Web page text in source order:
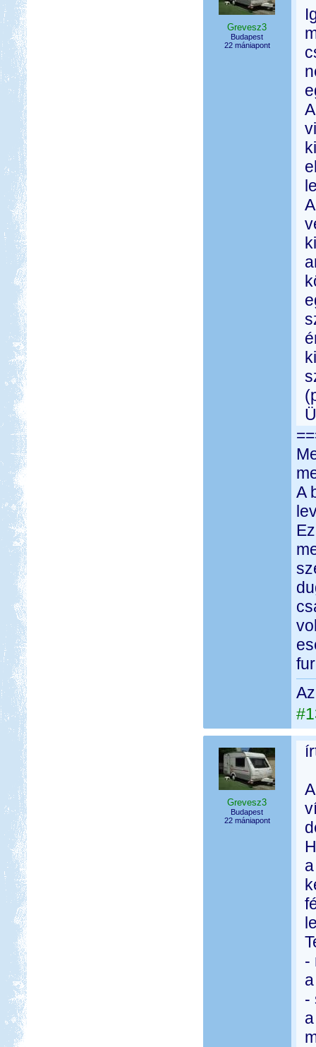
Grevesz3
Budapest
22 mániapont
A
Grevesz3
Budapest
22 mániapont
-
-